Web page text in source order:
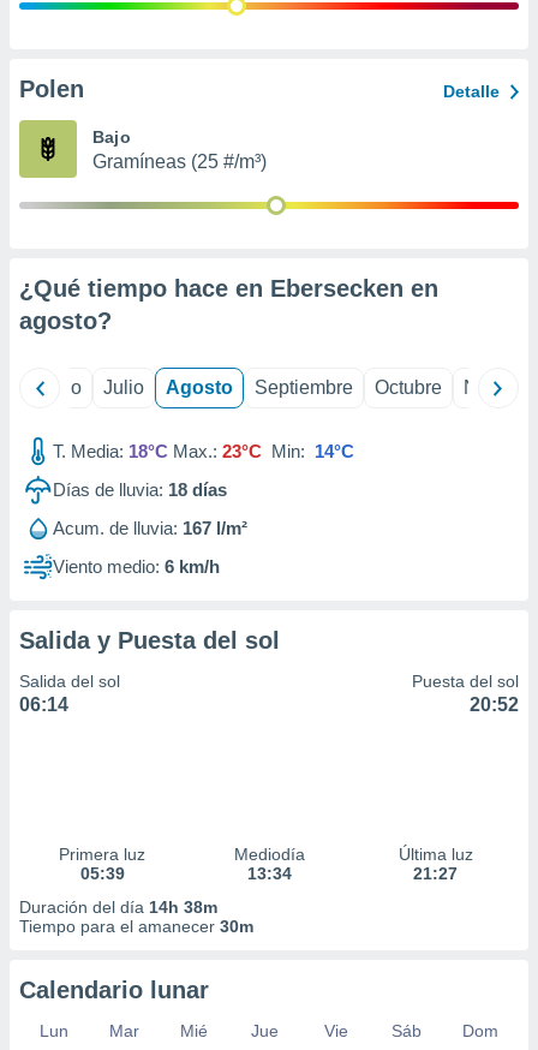
e
publicidad
Polen Detalle
Bajo
Gramíneas (25 #/m³)
¿Qué tiempo hace en Ebersecken en
agosto?
Junio Julio Agosto Septiembre Octubre
T. Media: 18°C Max.: 23°C Min: 14°C
Días de lluvia: 18 días
Acum. de lluvia: 167 l/m²
Viento medio: 6 km/h
Salida y Puesta del sol
Salida del sol
06:14
Puesta del sol
20:52
Primera luz
05:39
Mediodía
13:34
Última luz
21:27
Duración del día 14h 38m
Tiempo para el amanecer 30m
Calendario lunar
Lun Mar Mié Jue Vie Sáb
Dom